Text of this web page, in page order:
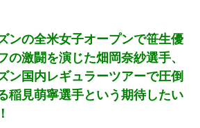
ンの全米女子オープンで笹生優
の激闘を演じた畑岡奈紗選手、
ン国内レギュラーツアーで圧倒
稲見萌寧選手という期待したい